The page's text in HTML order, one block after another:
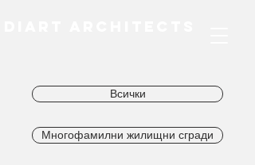
Всички
Многофамилни жилищни сгради